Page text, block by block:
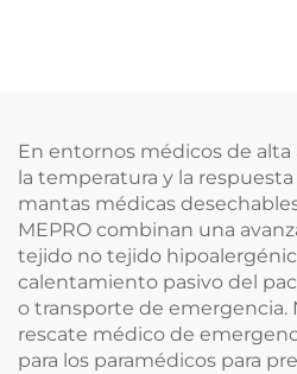
En entornos médicos de
la temperatura y la
mantas médicas
MEPRO combinan una
tejido no tejido
calentamiento pasivo del
o transporte de emergencia.
rescate médico de
para los paramédicos para